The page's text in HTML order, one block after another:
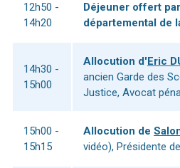
12h50 -
14h20
Déjeuner offert
départemental de
14h30 -
15h00
Allocution d'Eric
ancien Garde des
Justice, Avocat
15h00 -
15h15
Allocution de
vidéo), Présidente